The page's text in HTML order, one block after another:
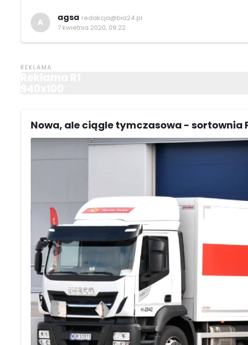
A agsa redakcja@bia24.pl
7 kwietnia 2020, 09:22
Nowa, ale ciągle tymczasowa - sortownia